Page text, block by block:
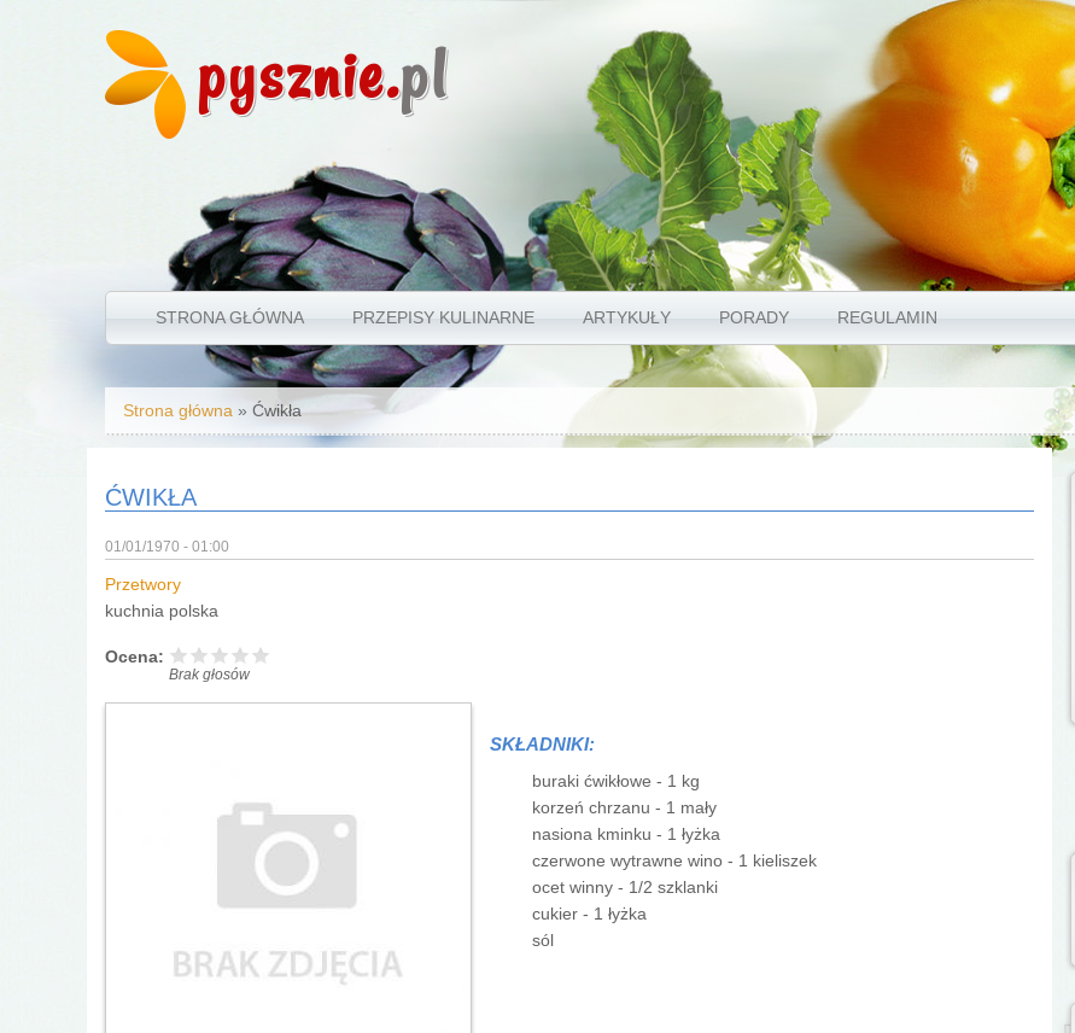
pysznie.pl
STRONA GŁÓWNA PRZEPISY KULINARNE ARTYKUŁY PORADY REGULAMIN
Jesteś tutaj
Strona główna » Ćwikła
ĆWIKŁA
01/01/1970 - 01:00
Przetwory
kuchnia polska
Ocena:
Brak głosów
SKŁADNIKI:
buraki ćwikłowe - 1 kg
korzeń chrzanu - 1 mały
nasiona kminku - 1 łyżka
czerwone wytrawne wino - 1 kieliszek
ocet winny - 1/2 szklanki
cukier - 1 łyżka
sól